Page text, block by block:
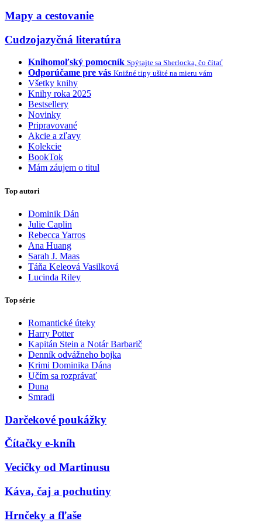
Mapy a cestovanie
Cudzojazyčná literatúra
Knihomoľský pomocník Spýtajte sa Sherlocka, čo čítať
Odporúčame pre vás Knižné tipy ušité na mieru vám
Všetky knihy
Knihy roka 2025
Bestsellery
Novinky
Pripravované
Akcie a zľavy
Kolekcie
BookTok
Mám záujem o titul
Top autori
Dominik Dán
Julie Caplin
Rebecca Yarros
Ana Huang
Sarah J. Maas
Táňa Keleová Vasilková
Lucinda Riley
Top série
Romantické úteky
Harry Potter
Kapitán Stein a Notár Barbarič
Denník odvážneho bojka
Krimi Dominika Dána
Učím sa rozprávať
Duna
Smradi
Darčekové poukážky
Čítačky e-kníh
Vecičky od Martinusu
Káva, čaj a pochutiny
Hrnčeky a fľaše